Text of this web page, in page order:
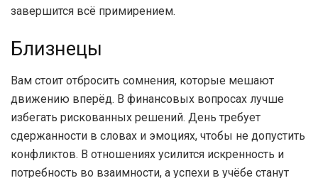
завершится всё примирением.
Близнецы
Вам стоит отбросить сомнения, которые мешают
движению вперёд. В финансовых вопросах лучше
избегать рискованных решений. День требует
сдержанности в словах и эмоциях, чтобы не допустить
конфликтов. В отношениях усилится искренность и
потребность во взаимности, а успехи в учёбе станут